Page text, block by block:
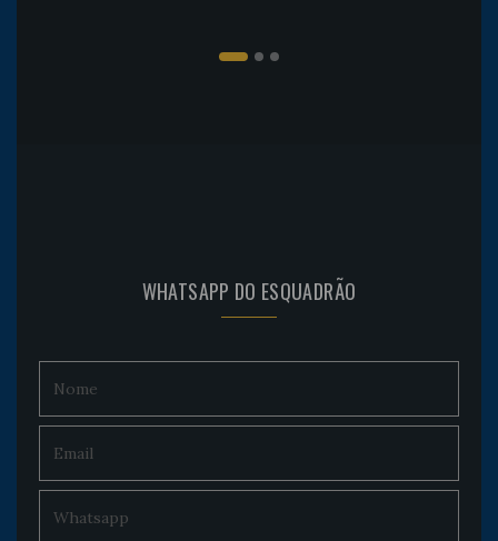
WHATSAPP DO ESQUADRÃO